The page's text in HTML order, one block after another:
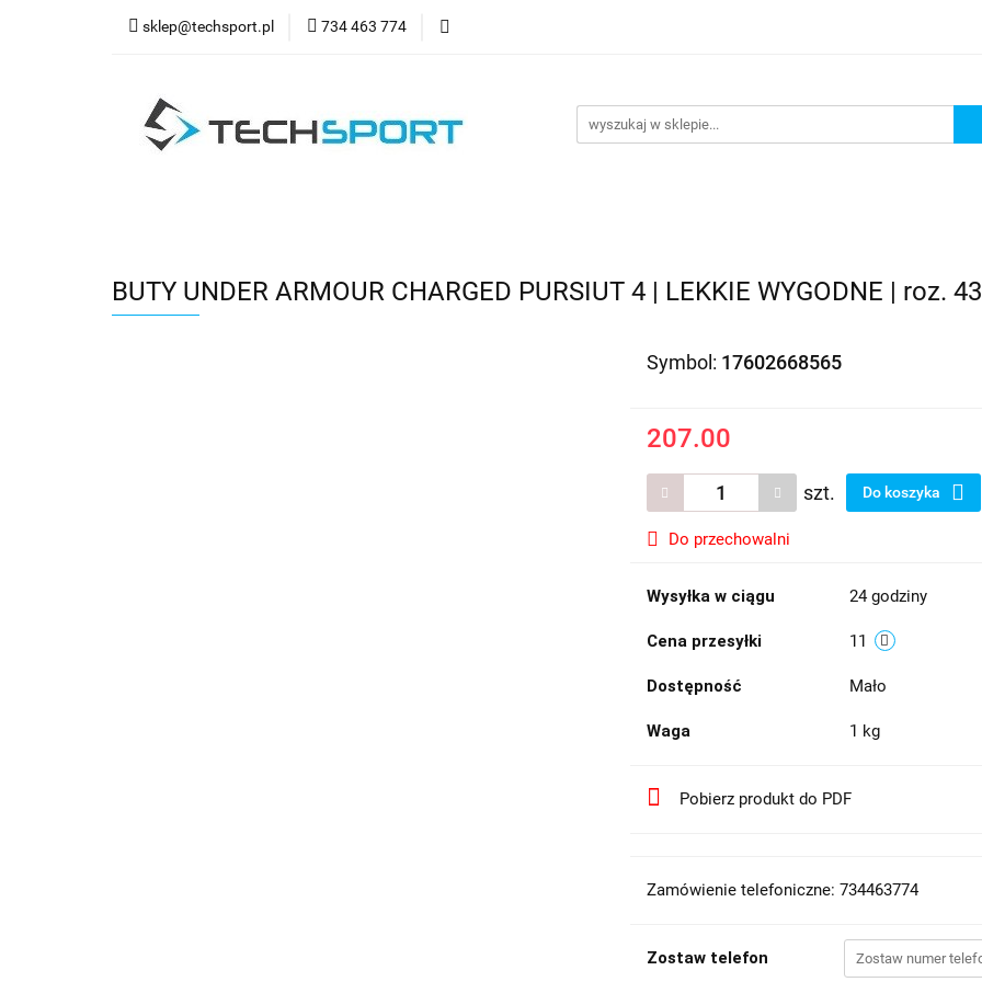
sklep@techsport.pl 734 463 774
WYPRZEDAŻ
BUTY UNDER ARMOUR CHARGED PURSIUT 4 | LEKKIE WYGODNE | roz. 43
Symbol: 17602668565
207.00
szt. Do koszyka
Do przechowalni
Wysyłka w ciągu 24 godziny
Cena przesyłki 11
Dostępność Mało
Waga 1 kg
Pobierz produkt do PDF
Zamówienie telefoniczne: 734463774
Zostaw telefon